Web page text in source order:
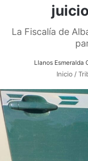
La Fiscalía de
Llanos Esmeralda
Inicio /